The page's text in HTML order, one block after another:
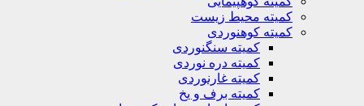
کمیته محیط زیست
کمیته کوهنوردی
کمیته سنگنوردی
کمیته دره نوردی
کمیته غارنوردی
کمیته برف و یخ